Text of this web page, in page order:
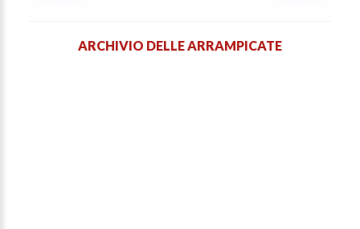
ARCHIVIO DELLE ARRAMPICATE